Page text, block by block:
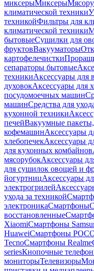
миксерыМиксеры
климатической техники
техникойФильтры для
климатической техники
бытовыеСушилки для
фруктовВакууматоры
картофелечистки
сепараторы бытовые
техникиАксессуары для
духовокАксессуары для
посудомоечных машин
машинСредства для
кухонной техники
печейВакуумные
кофемашинАксессуары
хлебопечекАксессуары
для кухонных комбайнов
мясорубокАксессуары
для сушилок овощей и
йогуртницАксессуары
электрогрилей
ухода за техникой
электроникаСмартфоны
восстановленные
XiaomiСмартфоны
HuaweiСмартфоны
TecnoСмартфоны Realme
seriesКнопочные
мониторыТелевизоры